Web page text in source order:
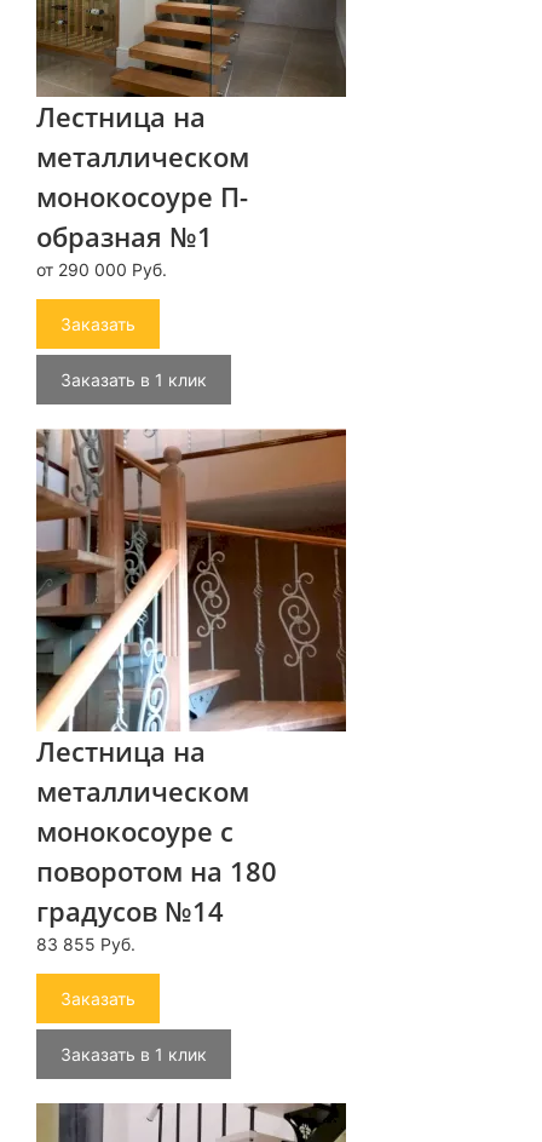
Лестница на
металлическом
монокосоуре П-
образная №1
от 290 000 Руб.
Заказать
Заказать в 1 клик
Лестница на
металлическом
монокосоуре с
поворотом на 180
градусов №14
83 855 Руб.
Заказать
Заказать в 1 клик